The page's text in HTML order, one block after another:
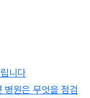
니다
원은 무엇을 점검